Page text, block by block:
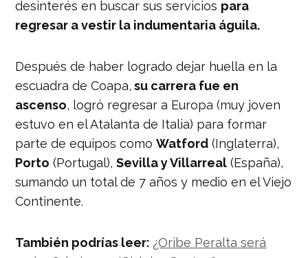
desinterés en buscar sus servicios para
regresar a vestir la indumentaria águila.
Después de haber logrado dejar huella en la
escuadra de Coapa, su carrera fue en
ascenso, logró regresar a Europa (muy joven
estuvo en el Atalanta de Italia) para formar
parte de equipos comoWatford (Inglaterra),
Porto (Portugal),Sevilla y Villarreal (España),
sumando un total de 7 años y medio en el Viejo
Continente.
También podrías leer: ¿Oribe Peralta será